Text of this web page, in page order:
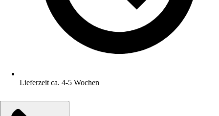
Lieferzeit ca. 4-5 Wochen